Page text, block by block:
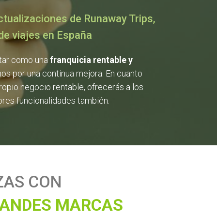
de Runaway Trips,
viajes en España
como una franquicia rentable y
por una continua mejora. En cuanto
negocio rentable, ofrecerás a los
funcionalidades también.
CON